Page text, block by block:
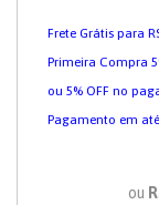
Frete Grátis para
Primeira Compra
ou 5% OFF no
Pagamento em
ou